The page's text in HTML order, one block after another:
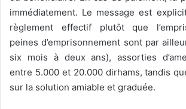
immédiatement. Le message est
règlement effectif plutôt que
peines d’emprisonnement sont par
six mois à deux ans), assorties
entre 5.000 et 20.000 dirhams, tandis
sur la solution amiable et graduée.